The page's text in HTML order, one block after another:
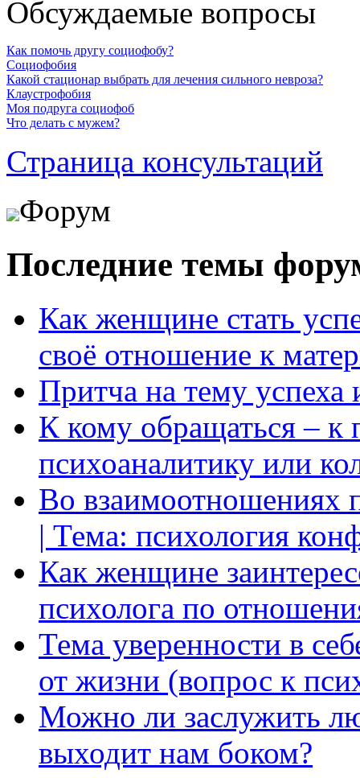
Обсуждаемые вопросы
Как помочь другу социофобу?
Социофобия
Какой стационар выбрать для лечения сильного невроза?
Клаустрофобия
Моя подруга социофоб
Что делать с мужем?
Страница консультаций
Форум
Последние темы
Как женщине стать
своё отношение к
Притча на тему успеха
К кому обращаться – к
психоаналитику или
Во взаимоотношениях
| Тема: психология
Как женщине
психолога по
Тема уверенности в
от жизни (вопрос к
Можно ли заслужить
выходит нам боком?